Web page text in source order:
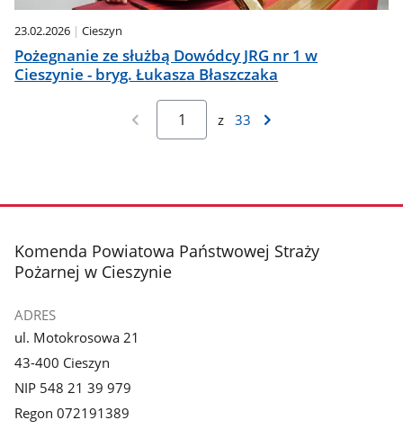
23.02.2026 Cieszyn
Pożegnanie ze służbą Dowódcy JRG nr 1 w
Cieszynie - bryg. Łukasza Błaszczaka
z 33
stopka
Komenda Powiatowa Państwowej Straży
Pożarnej w Cieszynie
ADRES
ul. Motokrosowa 21
43-400 Cieszyn
NIP 548 21 39 979
Regon 072191389